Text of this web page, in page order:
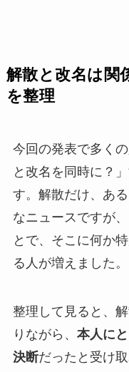
解散と改名は関
を整理
今回の発表で多く
と改名を同時に？
す。解散だけ、あ
なニュースですが
とで、そこに何か
る人が増えました。
整理して見ると、
りながら、 本人に
決断だったと受け